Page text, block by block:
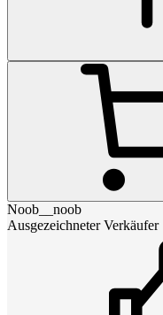
Noob__noob
Ausgezeichneter Verkäufer